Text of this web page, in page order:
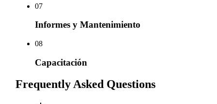
07
Informes y Mantenimiento
08
Capacitación
Frequently Asked Questions